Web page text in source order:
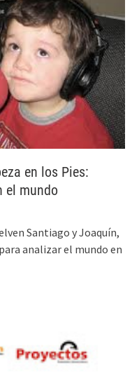
en los Pies:
el mundo
Santiago y Joaquín,
analizar el mundo en